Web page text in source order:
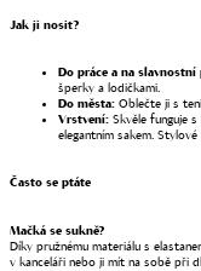
Jak ji nosit?
Do práce a na
šperky a lodičkami.
Do města: Oblečte ji s
Vrstvení: Skvěle funguje
elegantním sakem.
Často se ptáte
Mačká se sukně?
Díky pružnému materiálu s
v kanceláři nebo ji mít na sobě při